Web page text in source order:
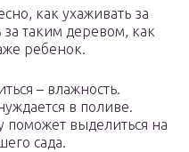
как ухаживать за
таким деревом, как
ребенок.
– влажность.
в поливе.
выделиться на
сада.